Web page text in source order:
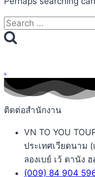
Search
for:
.
ติดต่อสำนักงาน
VN TO YOU
ประเทศเวียดนาม
ลองเบย์ เว้ ดานัง
(009) 84 904